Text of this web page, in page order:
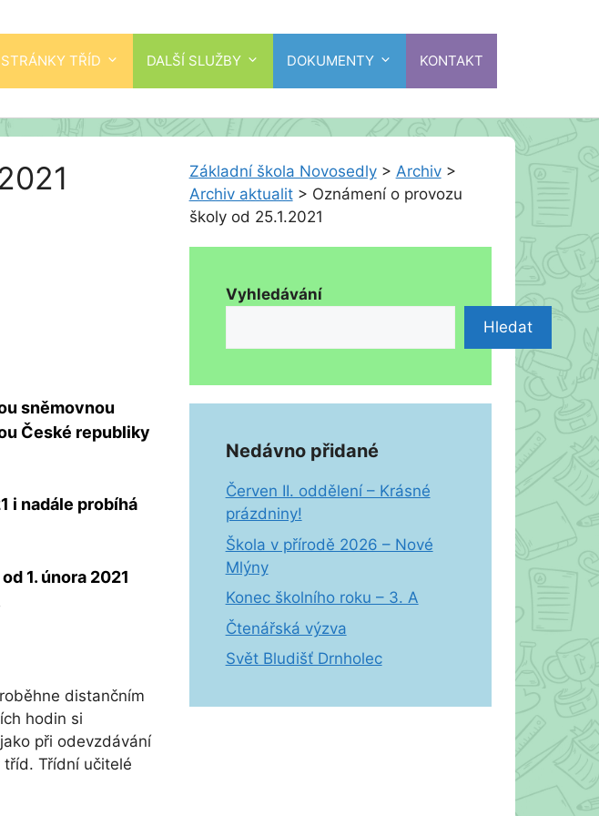
STRÁNKY TŘÍD DALŠÍ SLUŽBY DOKUMENTY KONTAKT
sněmovnou
České republiky
i nadále probíhá
1. února 2021
distančním
hodin si
při odevzdávání
Třídní učitelé
Základní škola Novosedly> Archiv>
Archiv aktualit> Oznámení o provozu
školy od 25.1.2021
Vyhledávání
Hledat
Nedávno přidané
Červen II. oddělení – Krásné
prázdniny!
Škola v přírodě 2026 – Nové
Mlýny
Konec školního roku – 3. A
Čtenářská výzva
Svět Bludišť Drnholec